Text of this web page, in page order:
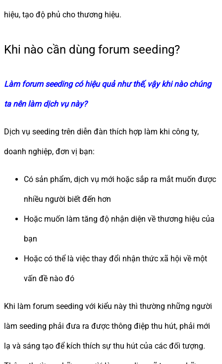
hiệu, tạo độ phủ cho thương hiệu.
Khi nào cần dùng forum seeding?
Làm forum seeding có hiệu quả như thế, vậy khi nào chúng
ta nên làm dịch vụ này?
Dịch vụ seeding trên diễn đàn thích hợp làm khi công ty,
doanh nghiệp, đơn vị bạn:
Có sản phẩm, dịch vụ mới hoặc sắp ra mắt muốn được
nhiều người biết đến hơn
Hoặc muốn làm tăng độ nhận diện về thương hiệu của
bạn
Hoặc có thể là việc thay đổi nhận thức xã hội về một
vấn đề nào đó
Khi làm forum seeding với kiểu này thì thường những người
làm seeding phải đưa ra được thông điệp thu hút, phải mới
lạ và sáng tạo để kích thích sự thu hút của các đối tượng.